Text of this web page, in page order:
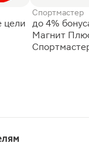
цели
Спортмастер
до 4%
Магнит